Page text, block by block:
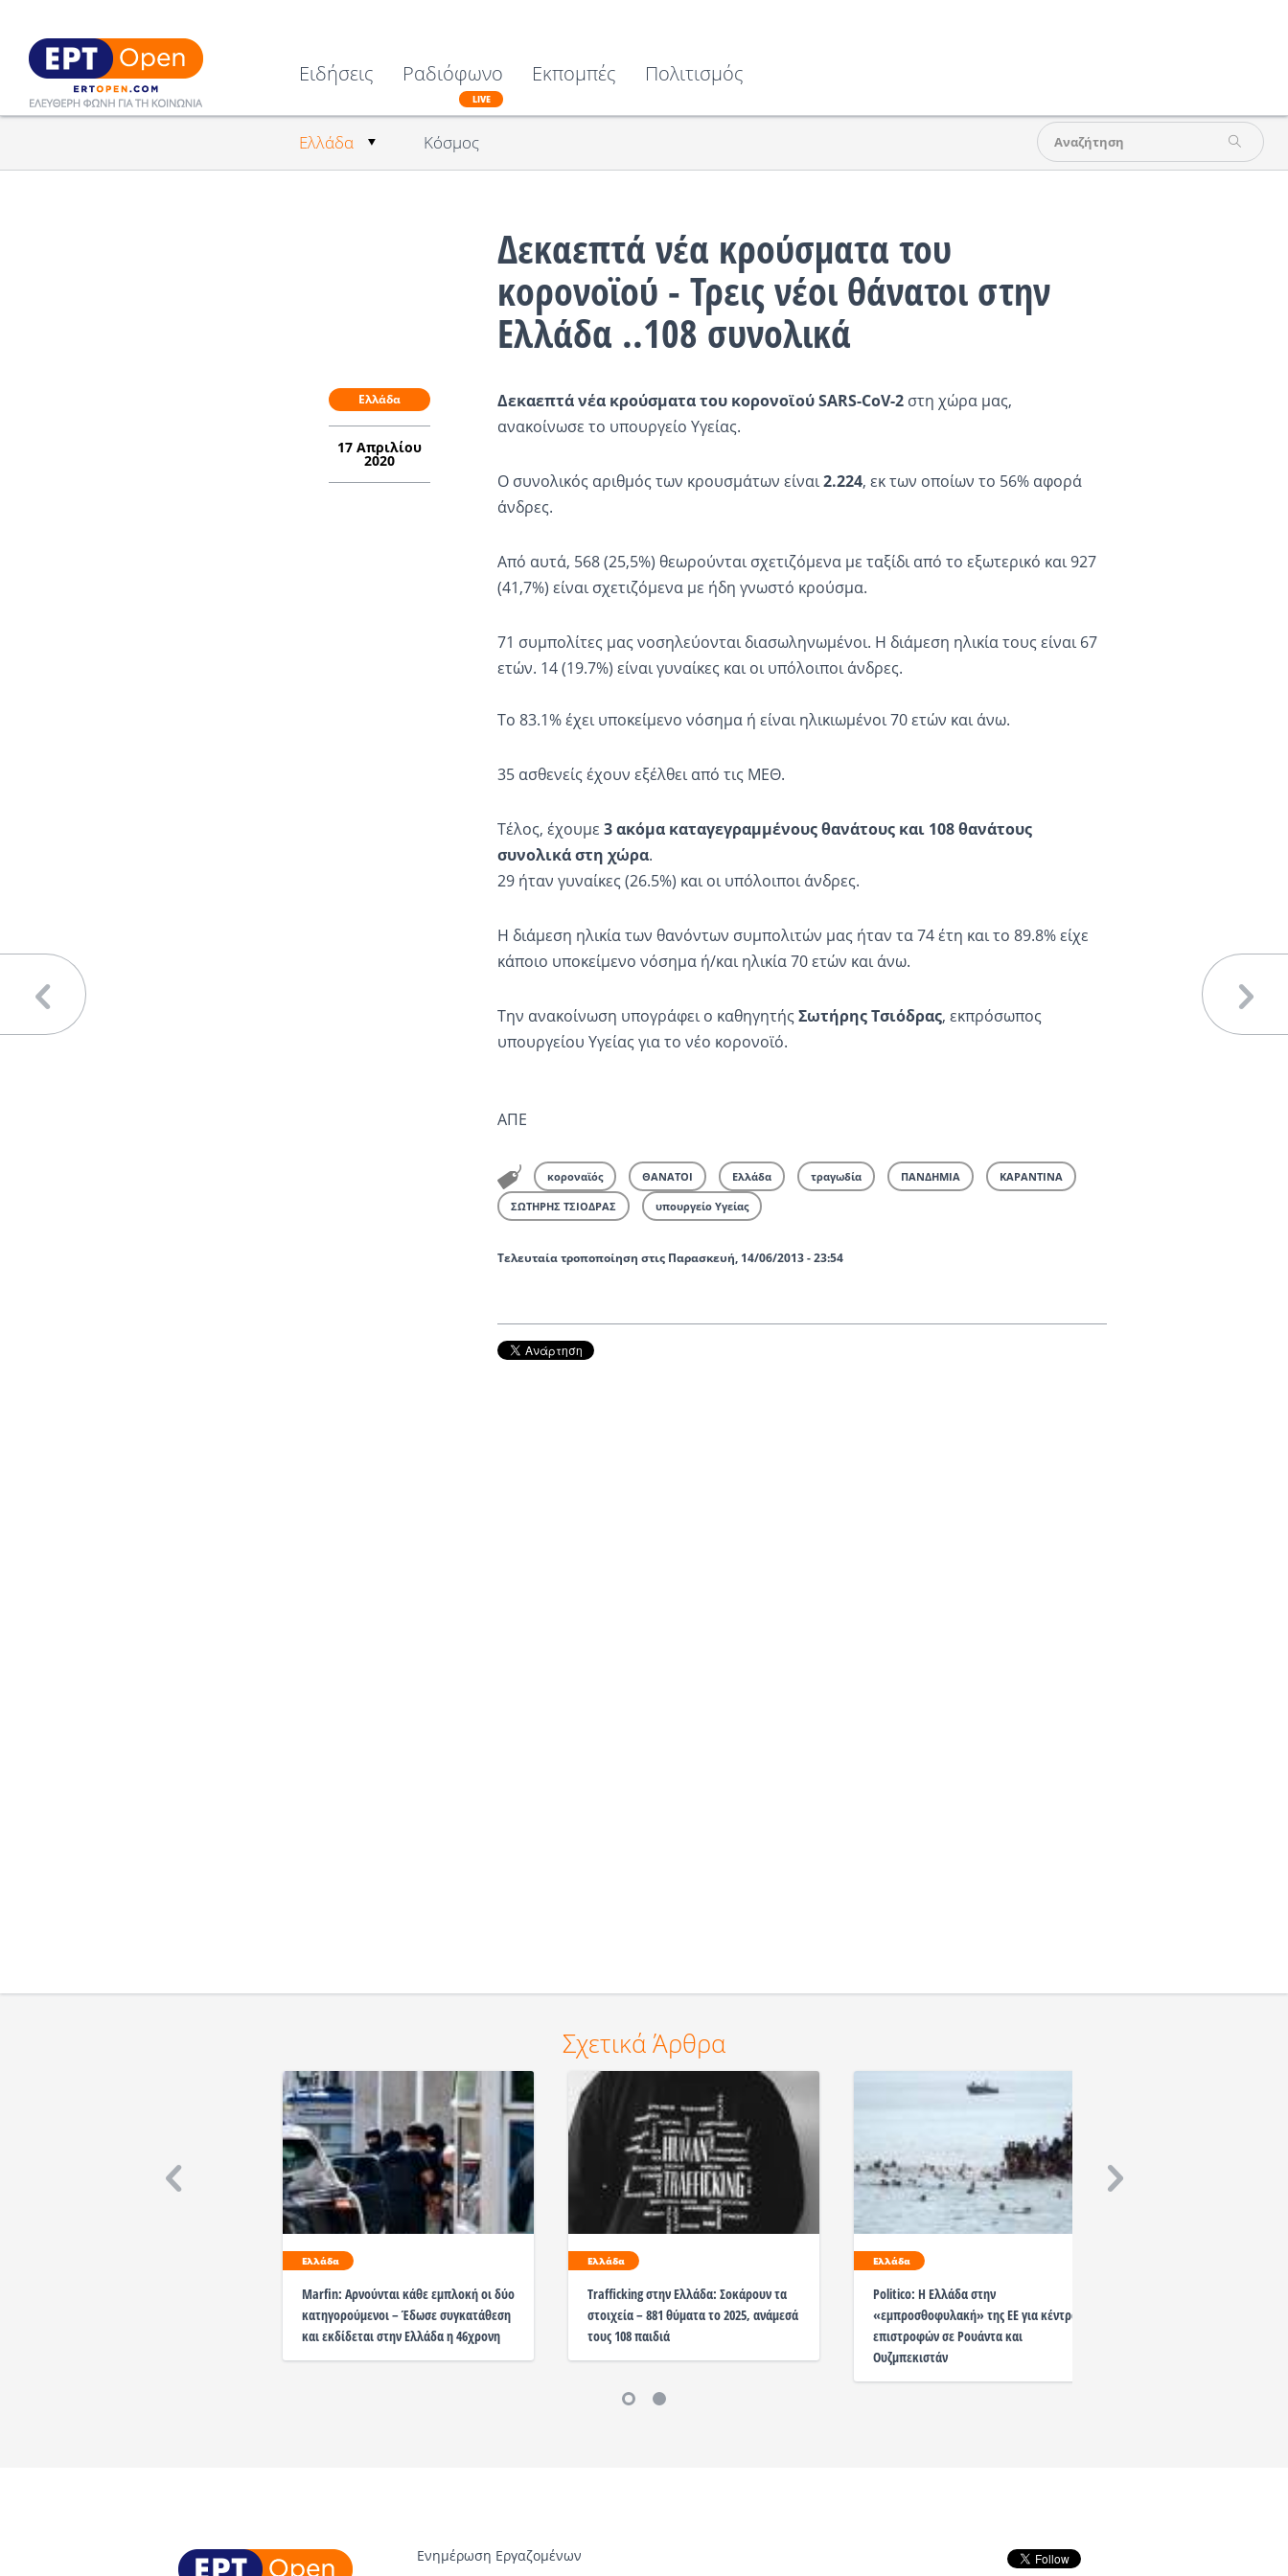
Ειδήσεις
Ελλάδα Κόσμος
Ραδιόφωνο
LIVE
Εκπομπές Πολιτισμός
Δεκαεπτά νέα κρούσματα του
κορονοϊού - Τρεις νέοι θάνατοι στην
Ελλάδα ..108 συνολικά
Ελλάδα
17 Απριλίου
2020
Δεκαεπτά νέα κρούσματα του κορονοϊού SARS-CoV-2στη χώρα μας,
ανακοίνωσε το υπουργείο Υγείας.
Ο συνολικός αριθμός των κρουσμάτων είναι2.224, εκ των οποίων το 56% αφορά
άνδρες.
Από αυτά, 568 (25,5%) θεωρούνται σχετιζόμενα με ταξίδι από το εξωτερικό και 927
(41,7%) είναι σχετιζόμενα με ήδη γνωστό κρούσμα.
71 συμπολίτες μας νοσηλεύονται διασωληνωμένοι. Η διάμεση ηλικία τους είναι 67
ετών. 14 (19.7%) είναι γυναίκες και οι υπόλοιποι άνδρες.
Το 83.1% έχει υποκείμενο νόσημα ή είναι ηλικιωμένοι 70 ετών και άνω.
35 ασθενείς έχουν εξέλθει από τις ΜΕΘ.
Τέλος, έχουμε 3 ακόμα καταγεγραμμένους θανάτους και 108 θανάτους
συνολικά στη χώρα.
29 ήταν γυναίκες (26.5%) και οι υπόλοιποι άνδρες.
Η διάμεση ηλικία των θανόντων συμπολιτών μας ήταν τα 74 έτη και το 89.8% είχε
κάποιο υποκείμενο νόσημα ή/και ηλικία 70 ετών και άνω.
Την ανακοίνωση υπογράφει ο καθηγητής Σωτήρης Τσιόδρας, εκπρόσωπος
υπουργείου Υγείας για το νέο κορονοϊό.
ΑΠΕ
κοροναϊός ΘΑΝΑΤΟΙ Ελλάδα τραγωδία ΠΑΝΔΗΜΙΑ ΚΑΡΑΝΤΙΝΑ
ΣΩΤΗΡΗΣ ΤΣΙΟΔΡΑΣ υπουργείο Υγείας
Τελευταία τροποποίηση στις Παρασκευή, 14/06/2013 - 23:54
Σχετικά Άρθρα
Ελλάδα
Marfin: Αρνούνται κάθε εμπλοκή οι δύο
κατηγορούμενοι – Έδωσε συγκατάθεση
και εκδίδεται στην Ελλάδα η 46χρονη
Ελλάδα
Trafficking στην Ελλάδα: Σοκάρουν τα
στοιχεία – 881 θύματα το 2025, ανάμεσά
τους 108 παιδιά
Ελλάδα
Politico: Η Ελλάδα στην
«εμπροσθοφυλακή» της ΕΕ για κέντρα
επιστροφών σε Ρουάντα και
Ουζμπεκιστάν
Ενημέρωση Εργαζομένων